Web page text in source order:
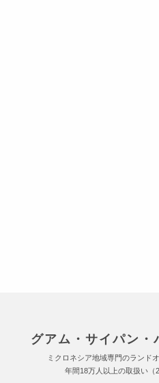
グアム・サイパン・
ミクロネシア地域専門のランド
年間18万人以上の取扱い（